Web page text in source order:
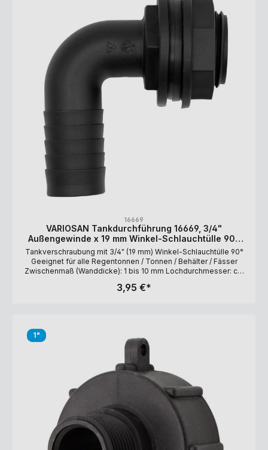
16669
VARIOSAN Tankdurchführung 16669, 3/4"
Außengewinde x 19 mm Winkel-Schlauchtülle 90°,
PP, schwarz, inkl. Dichtung
Tankverschraubung mit 3/4" (19 mm) Winkel-Schlauchtülle 90°
Geeignet für alle Regentonnen / Tonnen / Behälter / Fässer
Zwischenmaß (Wanddicke): 1 bis 10 mm Lochdurchmesser: ca.
Überwurfmutter, Dichtung
3,95 €*
1"